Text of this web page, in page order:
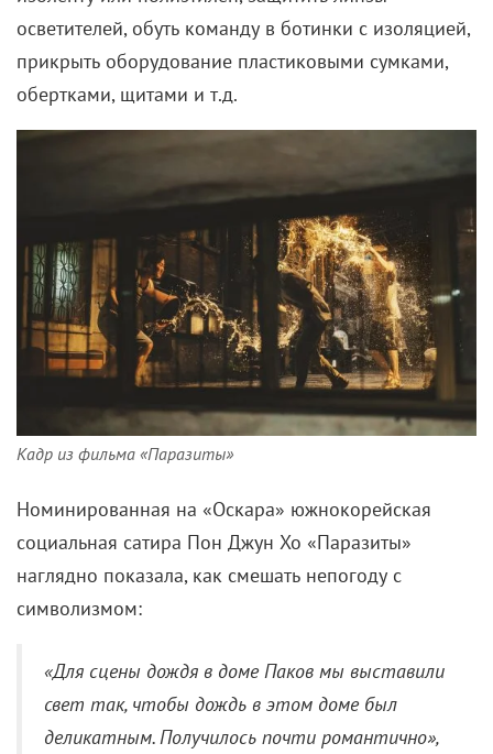
искусный наемник, уже взявший его самого на
мушку. Реальной схватки нужно будет дождаться,
но и простым противостоянием дело не кончится:
сюжет то и дело обрастает новыми героями –
вынужденными свидетелями и участниками
Роль соперника главного героя взял на себя Алекс
ван Вармердам («Северяне», «Абель», «Платье»), он
же стал режиссером и сценаристом картины. Так
что перед нами – явно авторский проект. Со своей
спецификой, которая вряд ли придется по вкусу
массовому зрителю.
Каждый поворот сюжета – новый виток насилия, но
плохие поступки только подсвечивают благие
намерения. Визуал тоже остается светлым – гладь
воды отражает нескончаемое сияние дня, белые
стены дома обещают уют, а одежда пастельных
беспросветной чернухой «Шнайдера против Бакса»
назвать сложно при всем желании. Это скорее
история про попытку освободиться от груза